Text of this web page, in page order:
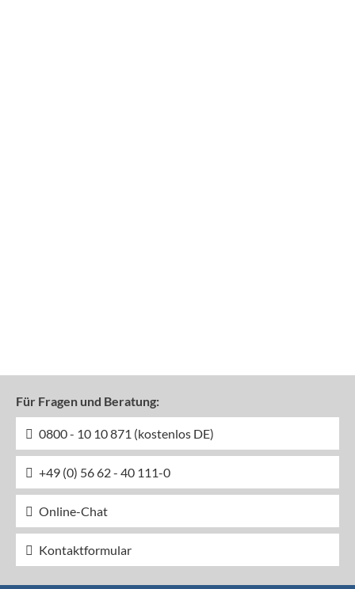
Für Fragen und Beratung:
0800 - 10 10 871 (kostenlos DE)
+49 (0) 56 62 - 40 111-0
Online-Chat
Kontaktformular